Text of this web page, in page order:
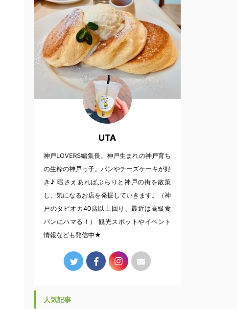
UTA
神戸LOVERS編集長。神戸生まれの神戸育ち
の生粋の神戸っ子。パンやチーズケーキが好
き♪ 暇さえあればぶらりと神戸の街を散策
し、気になるお店を発掘していきます。（神
戸のタピオカ40店以上回り、最近は高級食
パンにハマる！） 観光スポットやイベント
情報なども発信中★
人気記事